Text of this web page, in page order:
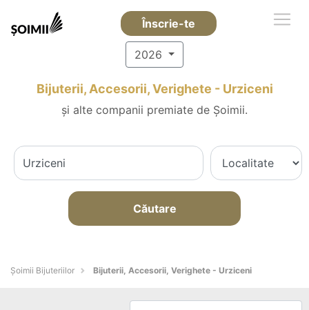
Înscrie-te
2026
Bijuterii, Accesorii, Verighete - Urziceni
și alte companii premiate de Șoimii.
Căutare
Şoimii Bijuteriilor Bijuterii, Accesorii, Verighete - Urziceni